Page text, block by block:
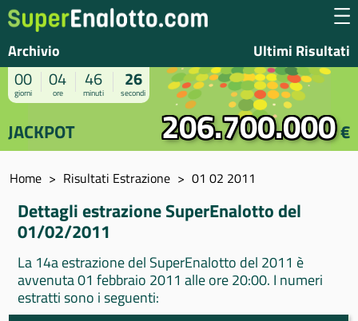
Archivio Ultimi Risultati
00
giorni
04
ore
46
minuti
26
secondi
JACKPOT 206.700.000€
Home Risultati Estrazione 01 02 2011
Dettagli estrazione SuperEnalotto del
01/02/2011
La 14a estrazione del SuperEnalotto del 2011 è
avvenuta 01 febbraio 2011 alle ore 20:00. I numeri
estratti sono i seguenti: